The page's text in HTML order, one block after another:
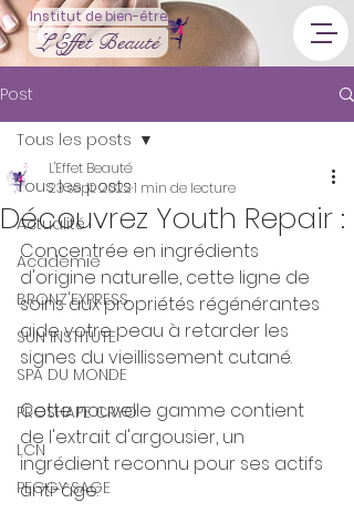
Institut de bien-être
L'Effet Beauté
Post
Tous les posts
Actualité
Acadèmie
BRONZ'EXPRESS
SUN INSTITUTE
SPA DU MONDE
PROSHAPE CRYO
LCN
PEGGY SAGE
Tous les posts
Découvrez Youth Repair :
L'Effet Beauté
23 sept. 20221 min de lecture
Concentrée en ingrédients
d'origine naturelle, cette ligne de
soins aux propriétés régénérantes
aide votre peau à retarder les
signes du vieillissement cutané.
Cette nouvelle gamme contient
de l'extrait d'argousier, un
ingrédient reconnu pour ses actifs
anti-âge.